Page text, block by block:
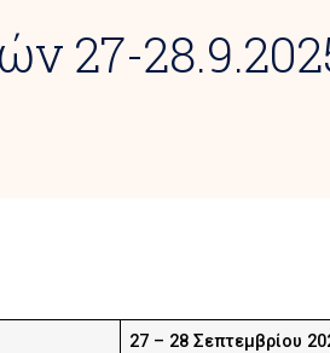
27-
27 – 28 Σεπτεμβρίου